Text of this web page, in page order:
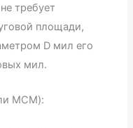
требует
площади,
D мил его
мил.
MCM):